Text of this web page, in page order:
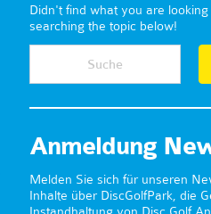
Didn't find what you are
searching the topic below!
Anmeldung
Melden Sie sich für unseren
Inhalte über DiscGolfPark, die